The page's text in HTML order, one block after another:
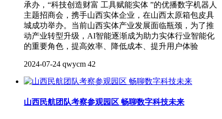
承办，“科技创造财富 工具赋能实体 ”的优播数字机器人
主题招商会，携手山西实体企业，在山西太原箱包皮具
城成功举办。当前山西实体产业发展面临瓶颈，为了推
动产业转型升级，AI智能逐渐成为助力实体行业智能化
的重要角色，提高效率、降低成本、提升用户体验
2024-07-24 qwycm 42
山西民航团队考察参观园区 畅聊数字科技未来